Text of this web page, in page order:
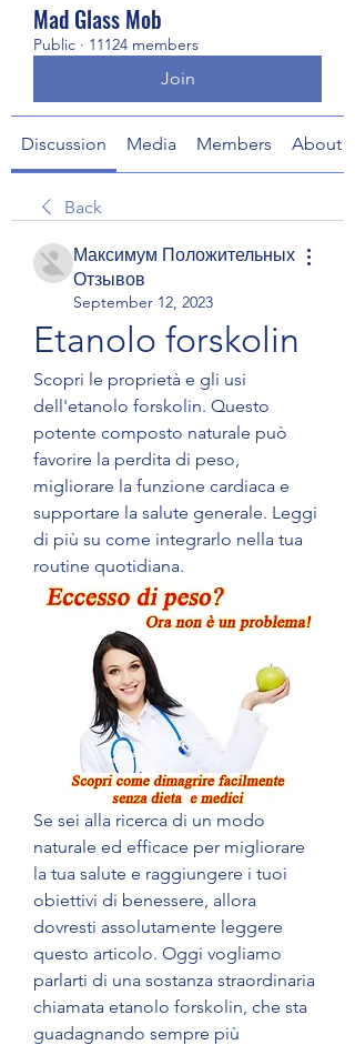
Mad Glass Mob
Public · 11124 members
Join
Discussion Media Members About
Back
Максимум Положительных
Отзывов
September 12, 2023
Etanolo forskolin
Scopri le proprietà e gli usi
dell'etanolo forskolin. Questo
potente composto naturale può
favorire la perdita di peso,
migliorare la funzione cardiaca e
supportare la salute generale. Leggi
di più su come integrarlo nella tua
routine quotidiana.
Se sei alla ricerca di un modo
naturale ed efficace per migliorare
la tua salute e raggiungere i tuoi
obiettivi di benessere, allora
dovresti assolutamente leggere
questo articolo. Oggi vogliamo
parlarti di una sostanza straordinaria
chiamata etanolo forskolin, che sta
guadagnando sempre più